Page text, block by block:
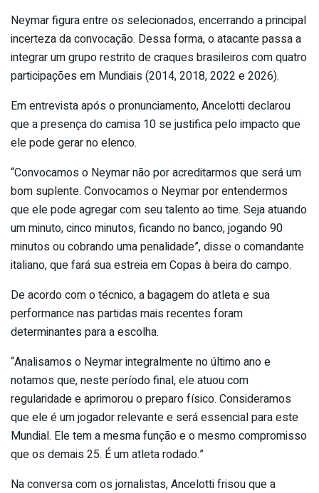
Neymar figura entre os selecionados, encerrando a principal
incerteza da convocação. Dessa forma, o atacante passa a
integrar um grupo restrito de craques brasileiros com quatro
participações em Mundiais (2014, 2018, 2022 e 2026).
Em entrevista após o pronunciamento, Ancelotti declarou
que a presença do camisa 10 se justifica pelo impacto que
ele pode gerar no elenco.
“Convocamos o Neymar não por acreditarmos que será um
bom suplente. Convocamos o Neymar por entendermos
que ele pode agregar com seu talento ao time. Seja atuando
um minuto, cinco minutos, ficando no banco, jogando 90
minutos ou cobrando uma penalidade”, disse o comandante
italiano, que fará sua estreia em Copas à beira do campo.
De acordo com o técnico, a bagagem do atleta e sua
performance nas partidas mais recentes foram
determinantes para a escolha.
“Analisamos o Neymar integralmente no último ano e
notamos que, neste período final, ele atuou com
regularidade e aprimorou o preparo físico. Consideramos
que ele é um jogador relevante e será essencial para este
Mundial. Ele tem a mesma função e o mesmo compromisso
que os demais 25. É um atleta rodado.”
Na conversa com os jornalistas, Ancelotti frisou que a